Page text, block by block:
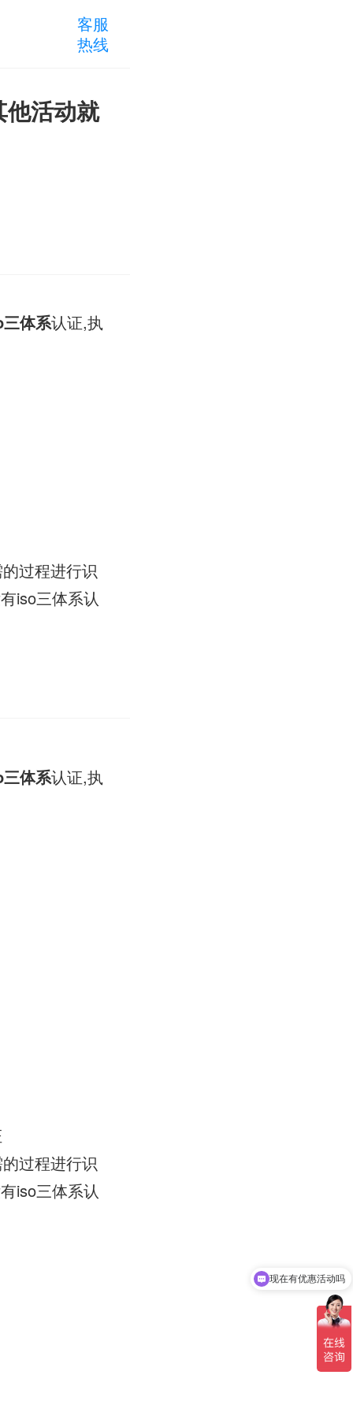
客服
热线
他活动就
体系认证,执
过程进行识
iso三体系认
体系认证,执
过程进行识
iso三体系认
现在有优惠活动吗